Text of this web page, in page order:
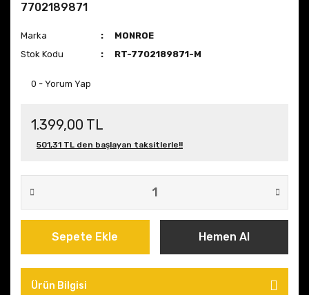
7702189871
Marka
MONROE
Stok Kodu
RT-7702189871-M
0 - Yorum Yap
1.399,00 TL
501,31 TL den başlayan taksitlerle!!
Sepete Ekle Hemen Al
Ürün Bilgisi